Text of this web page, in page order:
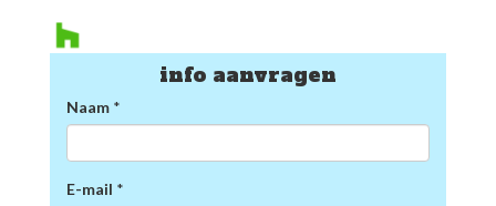
info aanvragen
Naam *
E-mail *